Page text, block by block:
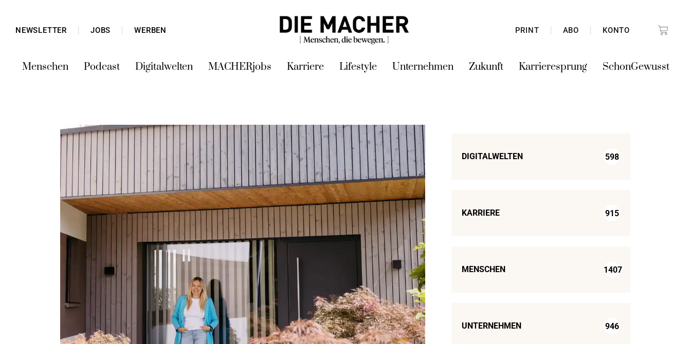
NEWSLETTER JOBS WERBEN PRINT ABO KONTO
Menschen Podcast Digitalwelten MACHERjobs Karriere Lifestyle Unternehmen Zukunft Karrieresprung SchonGewusst
DIGITALWELTEN 598
KARRIERE 915
MENSCHEN 1407
UNTERNEHMEN 946